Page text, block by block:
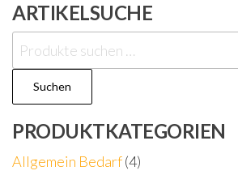
ARTIKELSUCHE
Suchen
nach:
Suchen
PRODUKTKATEGORIEN
Allgemein Bedarf(4)